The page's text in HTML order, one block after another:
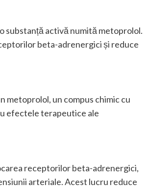
substanță activă numită metoprolol.
beta-adrenergici și reduce
metoprolol, un compus chimic cu
efectele terapeutice ale
receptorilor beta-adrenergici,
arteriale. Acest lucru reduce